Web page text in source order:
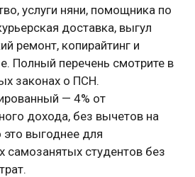
услуги няни, помощника по
доставка, выгул
ремонт, копирайтинг и
Полный перечень смотрите в
законах о ПСН.
— 4% от
дохода, без вычетов на
это выгоднее для
самозанятых студентов без